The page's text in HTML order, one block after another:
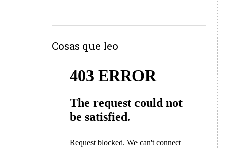
Cosas que leo